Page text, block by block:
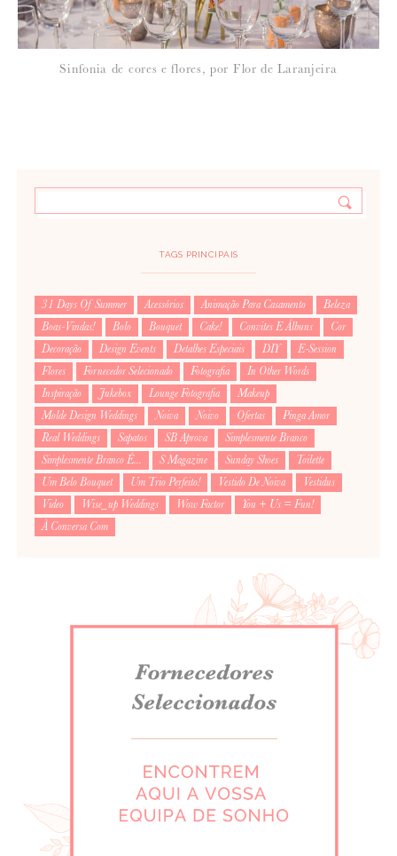
Sinfonia de cores e flores, por Flor de Laranjeira
TAGS PRINCIPAIS
31 Days Of Summer Acessórios Animação Para Casamento
Beleza
Boas-Vindas!
Bolo Bouquet Cake! Convites E Álbuns
Cor
Decoração
Design Events Detalhes Especiais DIY
E-Session
Flores
Fornecedor Selecionado Fotografia
In Other Words
Inspiração
Jukebox Lounge Fotografia
Makeup
Molde Design Weddings
Noiva Noivo Ofertas
Pinga Amor
Real Weddings
Sapatos SB Aprova
Simplesmente Branco
Simplesmente Branco É...
S Magazine Sunday Shoes
Toilette
Um Belo Bouquet
Um Trio Perfeito! Vestido De Noiva
Vestidus
Video
Wise_up Weddings Wow Factor
You + Us = Fun!
À Conversa Com